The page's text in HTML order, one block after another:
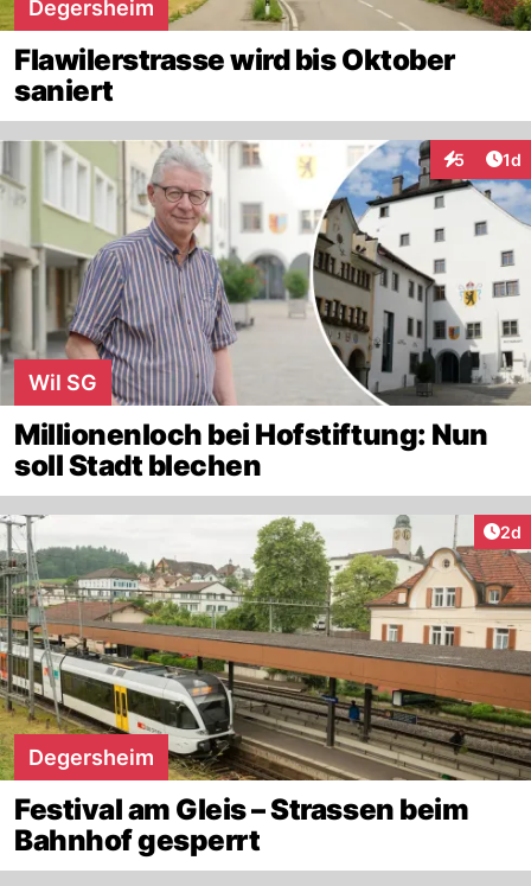
Degersheim
Flawilerstrasse wird bis Oktober
saniert
5 1d
Wil SG
Millionenloch bei Hofstiftung: Nun
soll Stadt blechen
2d
Degersheim
Festival am Gleis – Strassen beim
Bahnhof gesperrt